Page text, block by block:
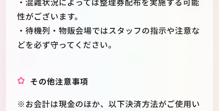
性がございます。
・待機列・物販会場ではスタッフの指示や注意な
どを必ず守ってください。
その他注意事項
※お会計は現金のほか、以下決済方法がご使用い